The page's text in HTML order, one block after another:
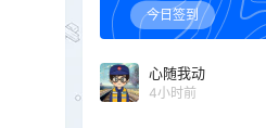
今日签到
心随我动
4小时前